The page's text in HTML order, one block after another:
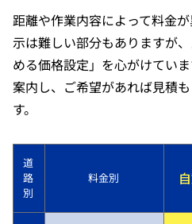
距離や作業内容によって料金
示は難しい部分もありますが
める価格設定」を心がけてい
案内し、ご希望があれば見積
す。
道
路
別
料金別